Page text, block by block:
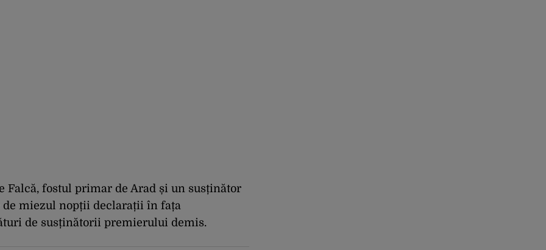
Falcă, fostul primar de Arad și un susținător
de miezul nopții declarații în fața
de susținătorii premierului demis.